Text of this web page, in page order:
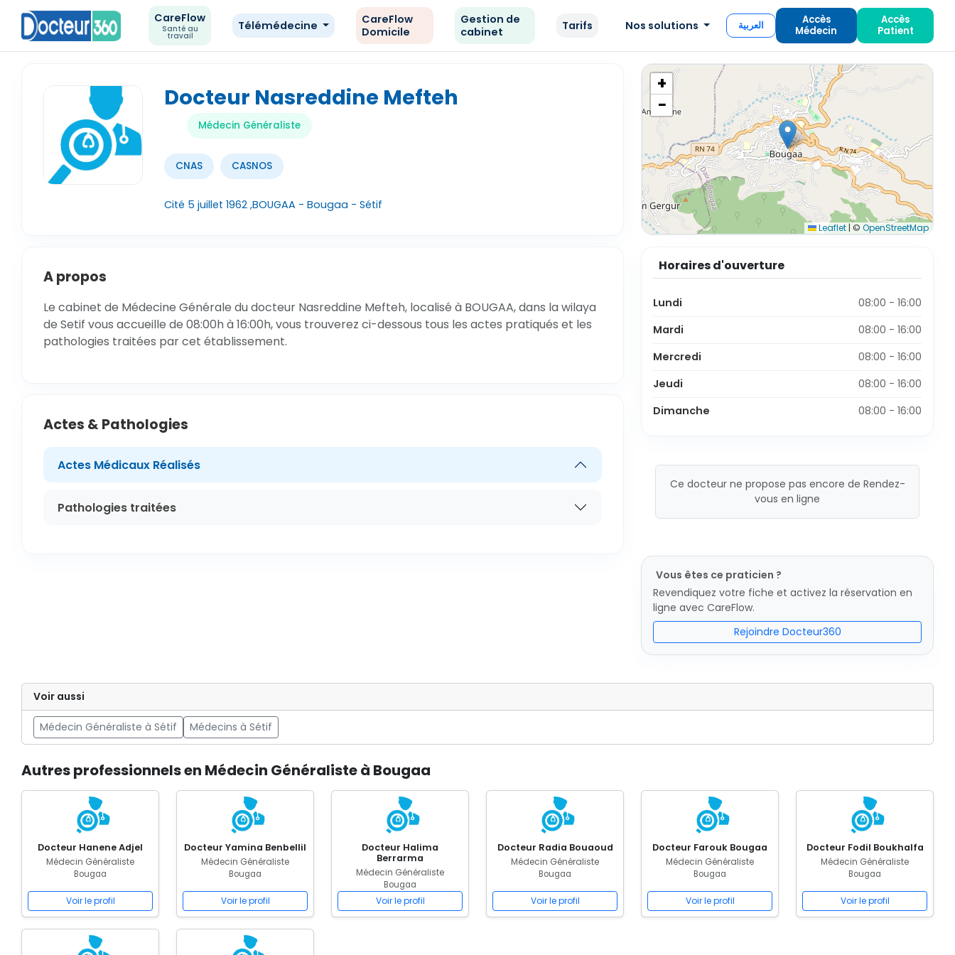
CareFlow
Santé au
travail
Télémédecine
CareFlow
Domicile
Gestion de
cabinet
Tarifs Nos solutions العربية
Accès
Médecin
Accès
Patient
Docteur Nasreddine Mefteh
Médecin Généraliste
CNAS CASNOS
Cité 5 juillet 1962 ,BOUGAA - Bougaa - Sétif
+
−
Leaflet | © OpenStreetMap
A propos
Le cabinet de Médecine Générale du docteur Nasreddine Mefteh, localisé à BOUGAA, dans la wilaya
de Setif vous accueille de 08:00h à 16:00h, vous trouverez ci-dessous tous les actes pratiqués et les
pathologies traitées par cet établissement.
Actes & Pathologies
Actes Médicaux Réalisés
Pathologies traitées
Horaires d'ouverture
Lundi
08:00 - 16:00
Mardi
08:00 - 16:00
Mercredi
08:00 - 16:00
Jeudi
08:00 - 16:00
Dimanche
08:00 - 16:00
Ce docteur ne propose pas encore de Rendez-
vous en ligne
Vous êtes ce praticien ?
Revendiquez votre fiche et activez la réservation en
ligne avec CareFlow.
Rejoindre Docteur360
Voir aussi
Médecin Généraliste à Sétif Médecins à Sétif
Autres professionnels en Médecin Généraliste à Bougaa
Docteur Hanene Adjel
Médecin Généraliste
Bougaa
Voir le profil
Docteur Yamina Benbellil
Médecin Généraliste
Bougaa
Voir le profil
Docteur Halima
Berrarma
Médecin Généraliste
Bougaa
Voir le profil
Docteur Radia Bouaoud
Médecin Généraliste
Bougaa
Voir le profil
Docteur Farouk Bougaa
Médecin Généraliste
Bougaa
Voir le profil
Docteur Fodil Boukhalfa
Médecin Généraliste
Bougaa
Voir le profil